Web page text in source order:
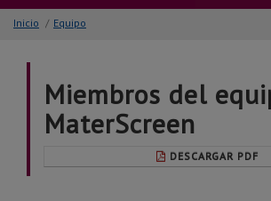
página
Inicio / Equipo
Miembros del
MaterScreen
DESCARGAR PDF